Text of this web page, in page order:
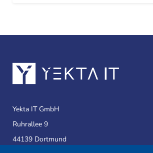
Yekta IT GmbH
Ruhrallee 9
44139 Dortmund